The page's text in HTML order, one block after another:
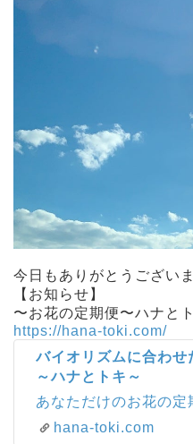
今日もありがとうござい
【お知らせ】
〜お花の定期便〜ハナと
https://hana-toki.com/
バイオリズムに合わ
～ハナとトキ～
あなただけのお花の定
hana-toki.com